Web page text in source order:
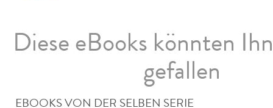
Diese eBooks könnten
gefallen
EBOOKS VON DER SELBEN SERIE